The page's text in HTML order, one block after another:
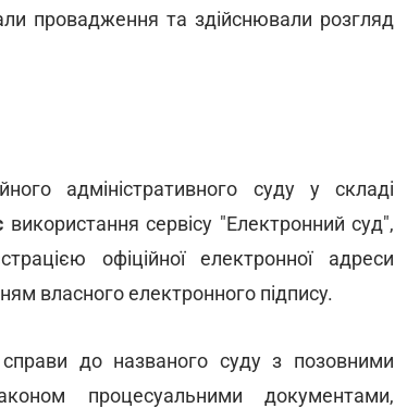
провадження та здійснювали розгляд
адміністративного суду у складі
використання сервісу "Електронний суд",
офіційної електронної адреси
власного електронного підпису.
справи до названого суду з позовними
процесуальними документами,